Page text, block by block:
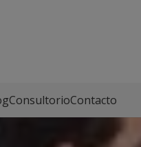
ConsultorioContacto